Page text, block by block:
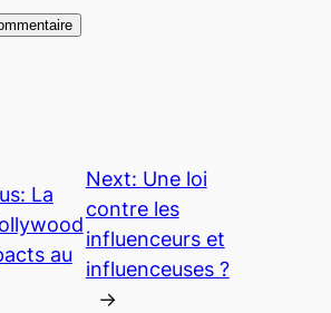
La
au
Next: Une loi
contre les
influenceurs et
influenceuses ?
→